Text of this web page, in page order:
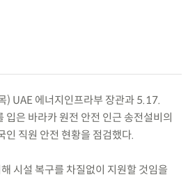
) UAE 에너지인프라부 장관과 5.17.
입은 바라카 원전 안전 인근 송전설비의
인 직원 안전 현황을 점검했다.
시설 복구를 차질없이 지원할 것임을